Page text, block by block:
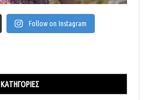
Follow on Instagram
ΚΑΤΗΓΟΡΊΕΣ